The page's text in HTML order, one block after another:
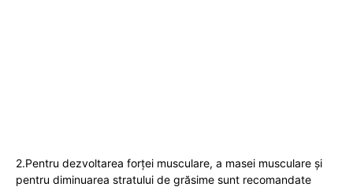
2.Pentru dezvoltarea forței musculare, a masei musculare și
pentru diminuarea stratului de grăsime sunt recomandate